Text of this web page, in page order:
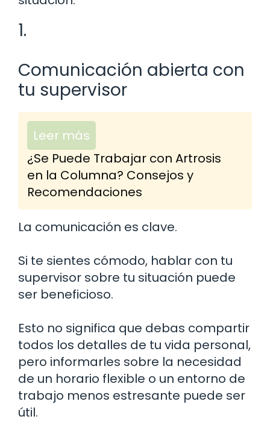
1.
Comunicación abierta con
tu supervisor
Leer más
¿Se Puede Trabajar con Artrosis
en la Columna? Consejos y
Recomendaciones
La comunicación es clave.
Si te sientes cómodo, hablar con tu
supervisor sobre tu situación puede
ser beneficioso.
Esto no significa que debas compartir
todos los detalles de tu vida personal,
pero informarles sobre la necesidad
de un horario flexible o un entorno de
trabajo menos estresante puede ser
útil.